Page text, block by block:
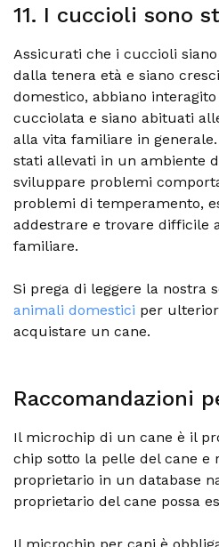
11. I cuccioli sono
Assicurati che i cuccioli
dalla tenera età e siano
domestico, abbiano
cucciolata e siano abituati
alla vita familiare in
stati allevati in un ambiente
sviluppare problemi
problemi di temperamento,
addestrare e trovare difficile
familiare.
Si prega di leggere la nostra
animali domestici per
acquistare un cane.
Raccomandazioni
Il microchip di un cane è il
chip sotto la pelle del cane e
proprietario in un database
proprietario del cane possa